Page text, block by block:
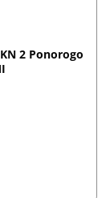
2 Ponorogo